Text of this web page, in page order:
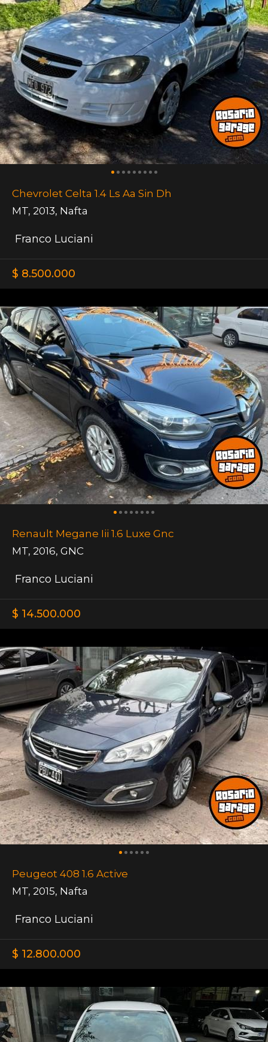
Chevrolet Celta 1.4 Ls Aa Sin Dh
MT, 2013, Nafta
Franco Luciani
$ 8.500.000
Renault Megane Iii 1.6 Luxe Gnc
MT, 2016, GNC
Franco Luciani
$ 14.500.000
Peugeot 408 1.6 Active
MT, 2015, Nafta
Franco Luciani
$ 12.800.000